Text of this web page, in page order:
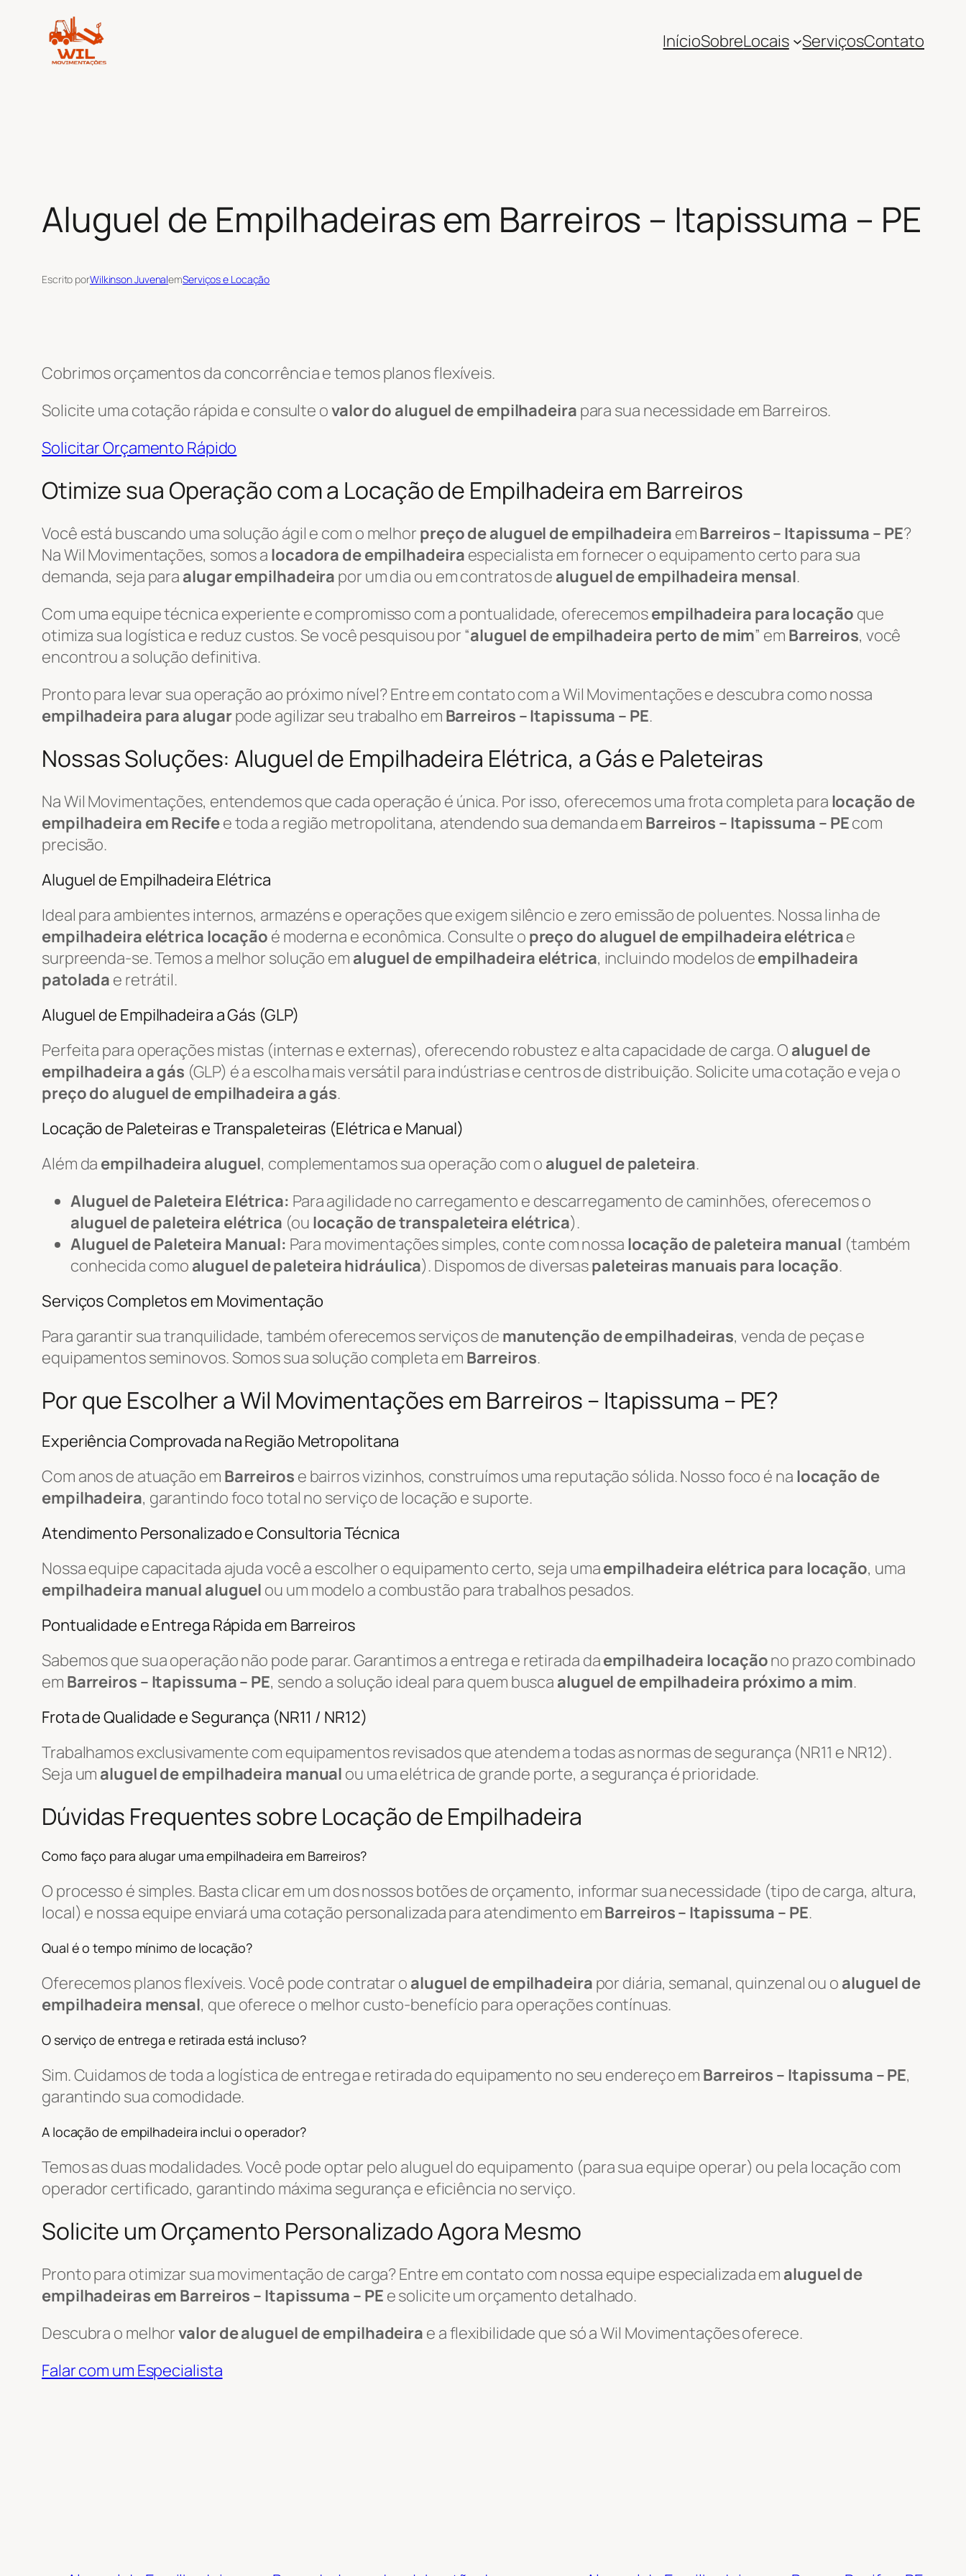
InícioSobreLocais ServiçosContato
Aluguel de Empilhadeiras em Barreiros – Itapissuma – PE
Escrito porWilkinson JuvenalemServiços e Locação
Cobrimos orçamentos da concorrência e temos planos flexíveis.
Solicite uma cotação rápida e consulte ovalor do aluguel de empilhadeira para sua necessidade em Barreiros.
Solicitar Orçamento Rápido
Otimize sua Operação com a Locação de Empilhadeira em Barreiros
Você está buscando uma solução ágil e com o melhor preço de aluguel de empilhadeira emBarreiros – Itapissuma – PE?
Na Wil Movimentações, somos a locadora de empilhadeira especialista em fornecer o equipamento certo para sua
demanda, seja para alugar empilhadeira por um dia ou em contratos de aluguel de empilhadeira mensal.
Com uma equipe técnica experiente e compromisso com a pontualidade, oferecemosempilhadeira para locação que
otimiza sua logística e reduz custos. Se você pesquisou por “aluguel de empilhadeira perto de mim” em Barreiros, você
encontrou a solução definitiva.
Pronto para levar sua operação ao próximo nível? Entre em contato com a Wil Movimentações e descubra como nossa
empilhadeira para alugarpode agilizar seu trabalho em Barreiros – Itapissuma – PE.
Nossas Soluções: Aluguel de Empilhadeira Elétrica, a Gás e Paleteiras
Na Wil Movimentações, entendemos que cada operação é única. Por isso, oferecemos uma frota completa para locação de
empilhadeira em Recifee toda a região metropolitana, atendendo sua demanda em Barreiros – Itapissuma – PEcom
precisão.
Aluguel de Empilhadeira Elétrica
Ideal para ambientes internos, armazéns e operações que exigem silêncio e zero emissão de poluentes. Nossa linha de
empilhadeira elétrica locação é moderna e econômica. Consulte o preço do aluguel de empilhadeira elétricae
surpreenda-se. Temos a melhor solução em aluguel de empilhadeira elétrica, incluindo modelos deempilhadeira
patolada e retrátil.
Aluguel de Empilhadeira a Gás (GLP)
Perfeita para operações mistas (internas e externas), oferecendo robustez e alta capacidade de carga. O aluguel de
empilhadeira a gás (GLP) é a escolha mais versátil para indústrias e centros de distribuição. Solicite uma cotação e veja o
preço do aluguel de empilhadeira a gás.
Locação de Paleteiras e Transpaleteiras (Elétrica e Manual)
Além da empilhadeira aluguel, complementamos sua operação com o aluguel de paleteira.
Aluguel de Paleteira Elétrica: Para agilidade no carregamento e descarregamento de caminhões, oferecemos o
aluguel de paleteira elétrica (ou locação de transpaleteira elétrica).
Aluguel de Paleteira Manual: Para movimentações simples, conte com nossa locação de paleteira manual (também
conhecida como aluguel de paleteira hidráulica). Dispomos de diversaspaleteiras manuais para locação.
Serviços Completos em Movimentação
Para garantir sua tranquilidade, também oferecemos serviços de manutenção de empilhadeiras, venda de peças e
equipamentos seminovos. Somos sua solução completa em Barreiros.
Por que Escolher a Wil Movimentações em Barreiros – Itapissuma – PE?
Experiência Comprovada na Região Metropolitana
Com anos de atuação em Barreiros e bairros vizinhos, construímos uma reputação sólida. Nosso foco é na locação de
empilhadeira, garantindo foco total no serviço de locação e suporte.
Atendimento Personalizado e Consultoria Técnica
Nossa equipe capacitada ajuda você a escolher o equipamento certo, seja umaempilhadeira elétrica para locação, uma
empilhadeira manual aluguel ou um modelo a combustão para trabalhos pesados.
Pontualidade e Entrega Rápida em Barreiros
Sabemos que sua operação não pode parar. Garantimos a entrega e retirada daempilhadeira locaçãono prazo combinado
em Barreiros – Itapissuma – PE, sendo a solução ideal para quem busca aluguel de empilhadeira próximo a mim.
Frota de Qualidade e Segurança (NR11 / NR12)
Trabalhamos exclusivamente com equipamentos revisados que atendem a todas as normas de segurança (NR11 e NR12).
Seja um aluguel de empilhadeira manual ou uma elétrica de grande porte, a segurança é prioridade.
Dúvidas Frequentes sobre Locação de Empilhadeira
Como faço para alugar uma empilhadeira em Barreiros?
O processo é simples. Basta clicar em um dos nossos botões de orçamento, informar sua necessidade (tipo de carga, altura,
local) e nossa equipe enviará uma cotação personalizada para atendimento emBarreiros – Itapissuma – PE.
Qual é o tempo mínimo de locação?
Oferecemos planos flexíveis. Você pode contratar o aluguel de empilhadeira por diária, semanal, quinzenal ou o aluguel de
empilhadeira mensal, que oferece o melhor custo-benefício para operações contínuas.
O serviço de entrega e retirada está incluso?
Sim. Cuidamos de toda a logística de entrega e retirada do equipamento no seu endereço em Barreiros – Itapissuma – PE,
garantindo sua comodidade.
A locação de empilhadeira inclui o operador?
Temos as duas modalidades. Você pode optar pelo aluguel do equipamento (para sua equipe operar) ou pela locação com
operador certificado, garantindo máxima segurança e eficiência no serviço.
Solicite um Orçamento Personalizado Agora Mesmo
Pronto para otimizar sua movimentação de carga? Entre em contato com nossa equipe especializada em aluguel de
empilhadeiras em Barreiros – Itapissuma – PE e solicite um orçamento detalhado.
Descubra o melhorvalor de aluguel de empilhadeira e a flexibilidade que só a Wil Movimentações oferece.
Falar com um Especialista